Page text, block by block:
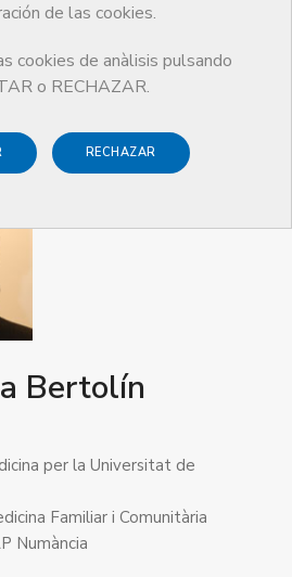
de las cookies.
cookies de anàlisis pulsando
o RECHAZAR.
RECHAZAR
2014
Bertolín
per la Universitat de
Familiar i Comunitària
Numància